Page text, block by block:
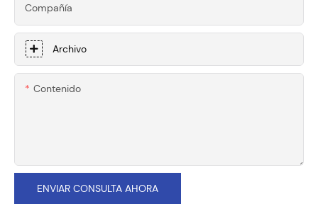
Compañía
Archivo
Contenido
ENVIAR CONSULTA AHORA